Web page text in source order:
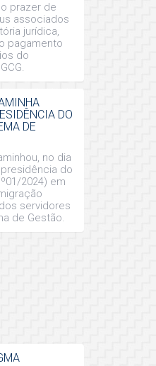
prazer de
associados
jurídica,
pagamento
do
DO
DE
no dia
do
2024) em
servidores
de Gestão.